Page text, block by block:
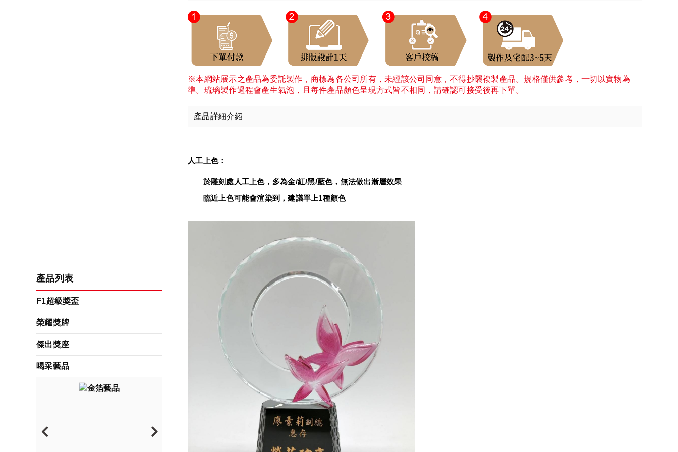
產品列表
F1超級獎盃
榮耀獎牌
傑出獎座
喝采藝品
※本網站展示之產品為委託製作，商標為各公司所有，未經該公司同意，不得抄襲複製產品。規格僅供參考，一切以實物為
準。琉璃製作過程會產生氣泡，且每件產品顏色呈現方式皆不相同，請確認可接受後再下單。
產品詳細介紹
人工上色：
於雕刻處人工上色，多為金/紅/黑/藍色，無法做出漸層效果
臨近上色可能會渲染到，建議單上1種顏色